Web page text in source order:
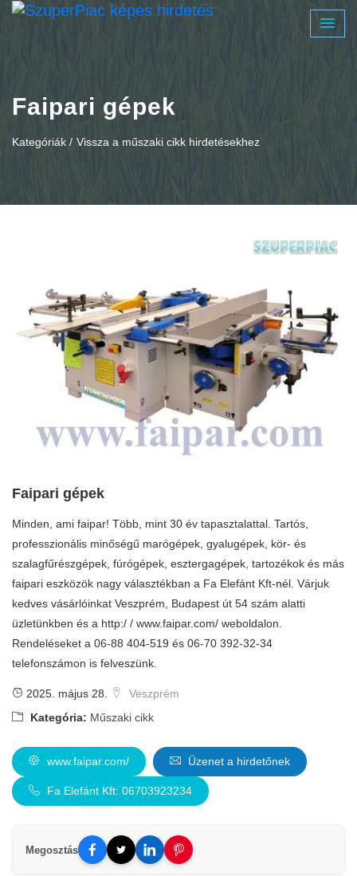
Faipari gépek
Kategóriák / Vissza a műszaki cikk hirdetésekhez
Faipari gépek
Minden, ami faipar! Több, mint 30 év tapasztalattal. Tartós,
professzionális minőségű marógépek, gyalugépek, kör- és
szalagfűrészgépek, fúrógépek, esztergagépek, tartozékok és más
faipari eszközök nagy választékban a Fa Elefánt Kft-nél. Várjuk
kedves vásárlóinkat Veszprém, Budapest út 54 szám alatti
üzletünkben és a http:/ / www.faipar.com/ weboldalon.
Rendeléseket a 06-88 404-519 és 06-70 392-32-34
telefonszámon is felveszünk.
2025. május 28.
Veszprém
Kategória: Műszaki cikk
www.faipar.com/ Üzenet a hirdetőnek
Fa Elefánt Kft: 06703923234
Megosztás